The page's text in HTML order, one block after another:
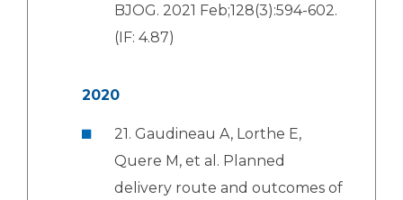
BJOG. 2021 Feb;128(3):594-602.
(IF: 4.87)
2020
21. Gaudineau A, Lorthe E,
Quere M, et al. Planned
delivery route and outcomes of